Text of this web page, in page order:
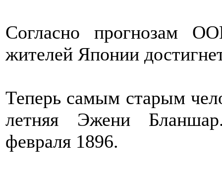
Согласно прогнозам
жителей Японии
Теперь самым старым
летняя Эжени
февраля 1896.